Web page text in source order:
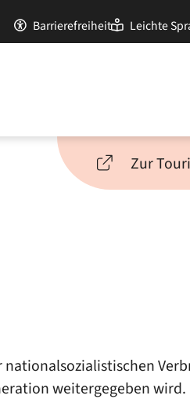
Barrierefreiheit Leichte
Zur
weitergegeben wird.